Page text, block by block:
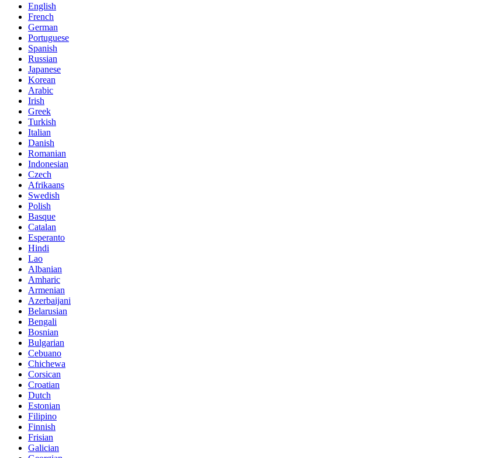
English
French
German
Portuguese
Spanish
Russian
Japanese
Korean
Arabic
Irish
Greek
Turkish
Italian
Danish
Romanian
Indonesian
Czech
Afrikaans
Swedish
Polish
Basque
Catalan
Esperanto
Hindi
Lao
Albanian
Amharic
Armenian
Azerbaijani
Belarusian
Bengali
Bosnian
Bulgarian
Cebuano
Chichewa
Corsican
Croatian
Dutch
Estonian
Filipino
Finnish
Frisian
Galician